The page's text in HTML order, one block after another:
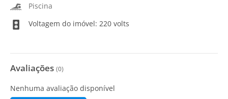
Piscina
Voltagem do imóvel: 220 volts
Avaliações (0)
Nenhuma avaliação disponível